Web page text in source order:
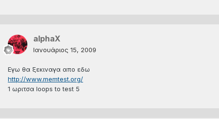
alphaX
Ιανουάριος 15, 2009
Εγω θα ξεκιναγα απο εδω
http://www.memtest.org/
1 ωριτσα loops to test 5